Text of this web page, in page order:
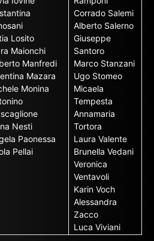
Losito
Maionchi
Manfredi
Mazara
Monina
Nesti
Paonessa
Pellai
Corrado Salemi
Alberto Salerno
Giuseppe
Santoro
Marco Stanzani
Ugo Stomeo
Micaela
Tempesta
Annamaria
Tortora
Laura Valente
Brunella Vedani
Veronica
Ventavoli
Karin Voch
Alessandra
Zacco
Luca Viviani